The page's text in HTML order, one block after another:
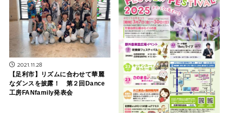
2021.11.28
【足利市】リズムに合わせて華麗
なダンスを披露！ 第２回Dance
工房FANfamily発表会